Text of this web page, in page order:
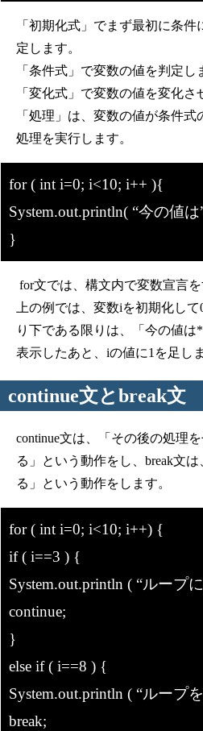
「初期化式」でまず最初に条
定します。
「条件式」で変数の値を判定し
「変化式」で変数の値を変化さ
「処理」は、変数の値が条件式
処理を実行します。
for ( int i=0; i<10; i++ ){
System.out.println( “今の値は
}
for文では、構文内で変数宣言を
上の例では、変数iを初期化し
り下である限りは、「今の値は
表示したあと、iの値に1を足しま
continue文とbreak文
continue文は、「その後の処理
る」という動作をし、break文
る」という動作をします。
for ( int i=0; i<10; i++) {
if ( i==3 ) {
System.out.println ( “ループ
continue;
}
else if ( i==8 ) {
System.out.println ( “ループ
break;